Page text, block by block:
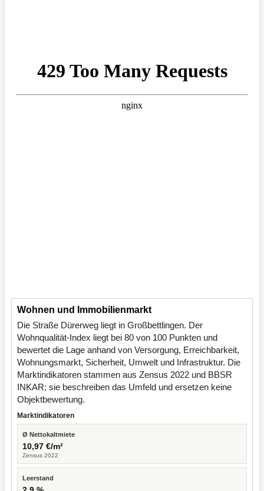
Wohnen und Immobilienmarkt
Die Straße Dürerweg liegt in Großbettlingen. Der
Wohnqualität-Index liegt bei 80 von 100 Punkten und
bewertet die Lage anhand von Versorgung, Erreichbarkeit,
Wohnungsmarkt, Sicherheit, Umwelt und Infrastruktur. Die
Marktindikatoren stammen aus Zensus 2022 und BBSR
INKAR; sie beschreiben das Umfeld und ersetzen keine
Objektbewertung.
Marktindikatoren
Ø Nettokaltmiete
10,97 €/m²
Zensus 2022
Leerstand